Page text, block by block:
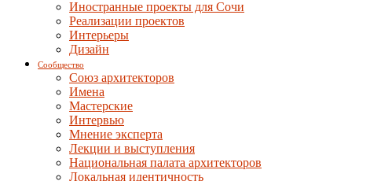
Иностранные проекты для Сочи
Реализации проектов
Интерьеры
Дизайн
Сообщество
Союз архитекторов
Имена
Мастерские
Интервью
Мнение эксперта
Лекции и выступления
Национальная палата архитекторов
Локальная идентичность